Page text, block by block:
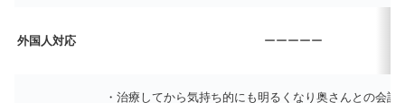
外国人対応 ーーーーー
・治療してから気持ち的にも明るくなり奥さんとの会話